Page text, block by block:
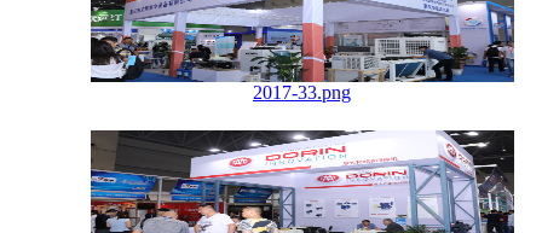
2017-33.png